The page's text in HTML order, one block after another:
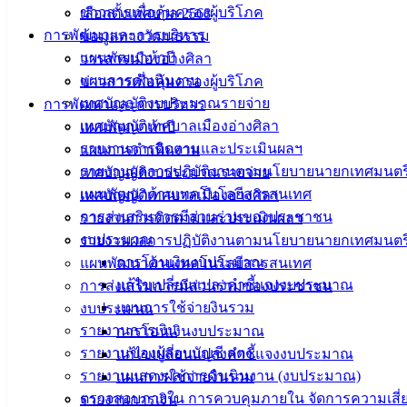
ข่าวสารเพื่อคุ้มครองผู้บริโภค
การพัฒนาและการบริหาร
แผนพัฒนาห้าปี
แผนการดำเนินงาน
เทศบัญญัติงบประมาณรายจ่าย
เทศบัญญัติเทศบาลเมืองอ่างศิลา
รายงานการติดตามและประเมินผลฯ
รายงานผลการปฏิบัติงานตามนโยบายนายกเทศมนต
แผนพัฒนาด้านเทคโนโลยีสารสนเทศ
การส่งเสริมการมีส่วนร่วมของประชาชน
งบประมาณ
การโอนเงินงบประมาณ
แก้ไขเปลี่ยนแปลงคำชี้แจงงบประมาณ
แผนการใช้จ่ายงินรวม
รายงานการเงิน
รายงานของผู้สอบบัญชี สตง.
รายงานแสดงผลการดำเนินงาน (งบประมาณ)
ตรวจสอบภายใน การควบคุมภายใน จัดการความเสี่
เลือกตั้งเทศบาล 2568
ข้อมูลทางวัฒนธรรม
วารสารเมืองอ่างศิลา
ข่าวสารเพื่อคุ้มครองผู้บริโภค
การพัฒนาและการบริหาร
แผนพัฒนาห้าปี
แผนการดำเนินงาน
เทศบัญญัติงบประมาณรายจ่าย
เทศบัญญัติเทศบาลเมืองอ่างศิลา
รายงานการติดตามและประเมินผลฯ
รายงานผลการปฏิบัติงานตามนโยบายนายกเทศมนต
แผนพัฒนาด้านเทคโนโลยีสารสนเทศ
การส่งเสริมการมีส่วนร่วมของประชาชน
งบประมาณ
การโอนเงินงบประมาณ
แก้ไขเปลี่ยนแปลงคำชี้แจงงบประมาณ
แผนการใช้จ่ายงินรวม
รายงานการเงิน
สำนักงานเทศบาลเมืองอ่างศิลา 90/338 ม.3
ต.เสม็ด อ.เมือง จ.ชลบุรี 20000
ติดต่อ :038-142-100-104
บริการประชาชน
ดาวน์โหลดแบบฟอร์ม, เอกสาร
คู่มือสำหรับประชาชน/คู่มือการปฏิบัติงาน
ข่าวสารน่ารู้
ศุนย์ข้อมูลข่าวสารอิเล็กทรอนิกส์
องค์ความรู้ (Knowledge Management)
ติดต่อเทศบาล
สายตรงนายก